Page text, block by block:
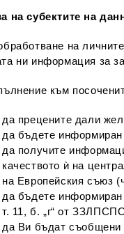
на субектите на
на
ни информация за
към
да прецените дали
да бъдете
да получите
качеството ѝ на
на Европейския съюз
да бъдете
т. 11, б. „г“ от
да Ви бъдат съобщени